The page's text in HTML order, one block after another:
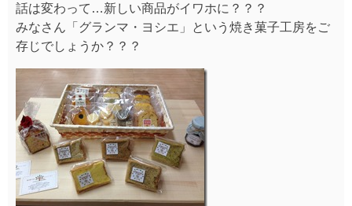
話は変わって…新しい商品がイワホに？？？
みなさん「グランマ・ヨシエ」という焼き菓子工房をご
存じでしょうか？？？